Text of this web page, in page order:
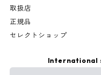
取扱店
正規品
セレクトショップ
International